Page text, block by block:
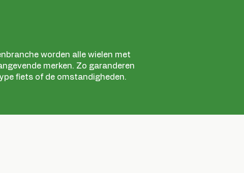
worden alle wielen met
merken. Zo garanderen
fiets of de omstandigheden.